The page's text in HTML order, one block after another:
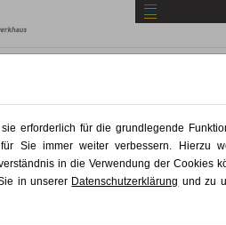
Vor
Vor
erforderlich für die grundlegende
Sie immer weiter verbessern. Hierzu
in die Verwendung der Cookies
in unserer Datenschutzerklärung und zu